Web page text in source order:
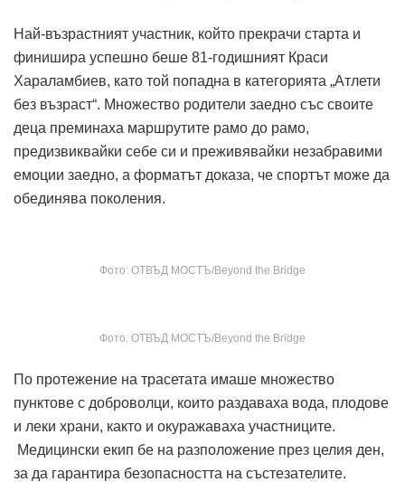
Най-възрастният участник, който прекрачи старта и
финишира успешно беше 81-годишният Краси
Хараламбиев, като той попадна в категорията „Атлети
без възраст“. Множество родители заедно със своите
деца преминаха маршрутите рамо до рамо,
предизвиквайки себе си и преживявайки незабравими
емоции заедно, а форматът доказа, че спортът може да
обединява поколения.
Фото: ОТВЪД МОСТЪ/Beyond the Bridge
Фото: ОТВЪД МОСТЪ/Beyond the Bridge
По протежение на трасетата имаше множество
пунктове с доброволци, които раздаваха вода, плодове
и леки храни, както и окуражаваха участниците.
Медицински екип бе на разположение през целия ден,
за да гарантира безопасността на състезателите.